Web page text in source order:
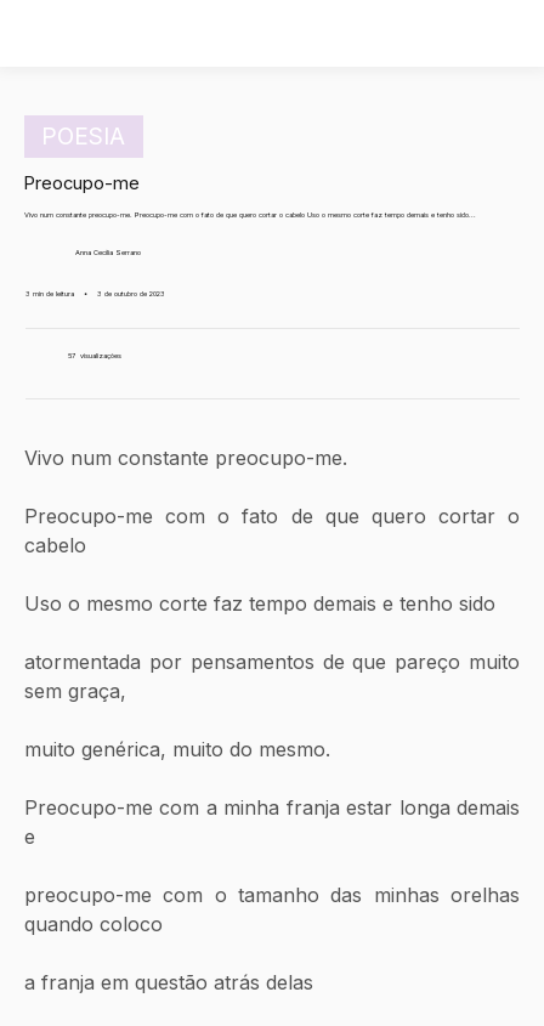
POESIA
Preocupo-me
Vivo num constante preocupo-me. Preocupo-me com o fato de que quero cortar o cabelo Uso o mesmo corte faz tempo demais e tenho sido...
Anna Cecília Serrano
3 min de leitura • 3 de outubro de 2023
57 visualizações
Vivo num constante preocupo-me.
Preocupo-me com o fato de que quero cortar o
cabelo
Uso o mesmo corte faz tempo demais e tenho sido
atormentada por pensamentos de que pareço muito
sem graça,
muito genérica, muito do mesmo.
Preocupo-me com a minha franja estar longa demais
e
preocupo-me com o tamanho das minhas orelhas
quando coloco
a franja em questão atrás delas